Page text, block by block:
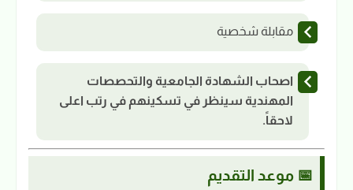
مقابلة شخصية
اصحاب الشهادة الجامعية والتحصصات
المهندية سينظر في تسكينهم في رتب اعلى
لاحقاً.
📅 موعد التقديم